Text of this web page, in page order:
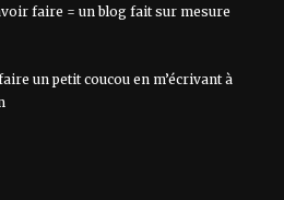
faire = un blog fait sur mesure
un petit coucou en m’écrivant à